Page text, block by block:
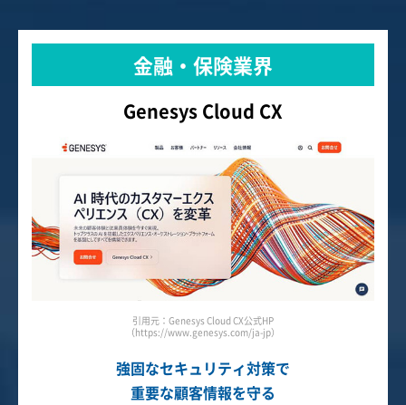
金融・保険業界
Genesys Cloud CX
引用元：Genesys Cloud CX公式HP
（https://www.genesys.com/ja-jp）
強固なセキュリティ対策で
重要な顧客情報を守る